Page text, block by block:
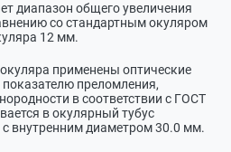
диапазон общего увеличения
со стандартным окуляром
12 мм.
применены оптические
преломления,
в соответствии с ГОСТ
в окулярный тубус
внутренним диаметром 30.0 мм.